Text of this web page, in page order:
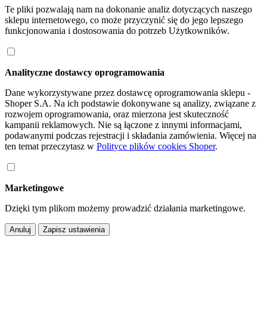
Te pliki pozwalają nam na dokonanie analiz dotyczących naszego
sklepu internetowego, co może przyczynić się do jego lepszego
funkcjonowania i dostosowania do potrzeb Użytkowników.
Analityczne dostawcy oprogramowania
Dane wykorzystywane przez dostawcę oprogramowania sklepu -
Shoper S.A. Na ich podstawie dokonywane są analizy, związane z
rozwojem oprogramowania, oraz mierzona jest skuteczność
kampanii reklamowych. Nie są łączone z innymi informacjami,
podawanymi podczas rejestracji i składania zamówienia. Więcej na
ten temat przeczytasz w Polityce plików cookies Shoper.
Marketingowe
Dzięki tym plikom możemy prowadzić działania marketingowe.
Anuluj Zapisz ustawienia